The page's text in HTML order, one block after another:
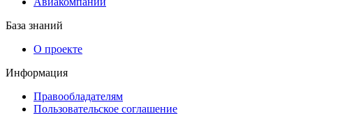
База знаний
О проекте
Информация
Правообладателям
Пользовательское соглашение